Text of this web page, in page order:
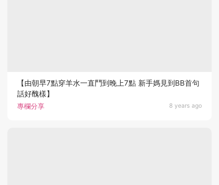
專欄分享 8 years ago
【由朝早7點穿羊水一直鬥到晚上7點 新手媽見到BB首句
話好醜樣】